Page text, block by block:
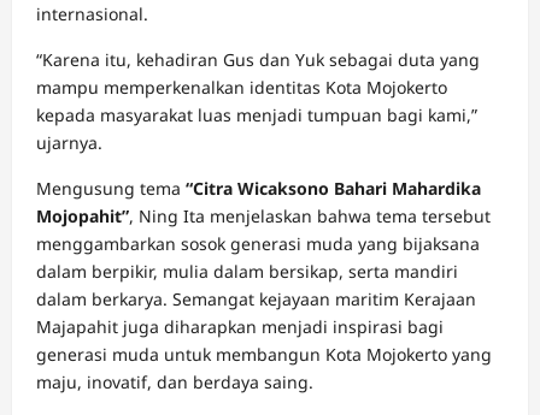
internasional.
“Karena itu, kehadiran Gus dan Yuk sebagai duta yang
mampu memperkenalkan identitas Kota Mojokerto
kepada masyarakat luas menjadi tumpuan bagi kami,”
ujarnya.
Mengusung tema “Citra Wicaksono Bahari Mahardika
Mojopahit”, Ning Ita menjelaskan bahwa tema tersebut
menggambarkan sosok generasi muda yang bijaksana
dalam berpikir, mulia dalam bersikap, serta mandiri
dalam berkarya. Semangat kejayaan maritim Kerajaan
Majapahit juga diharapkan menjadi inspirasi bagi
generasi muda untuk membangun Kota Mojokerto yang
maju, inovatif, dan berdaya saing.